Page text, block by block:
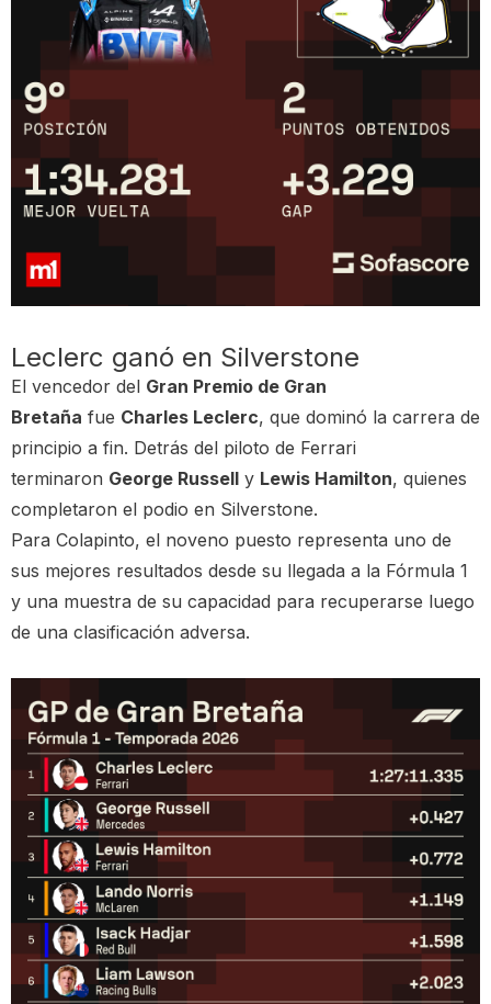
Leclerc ganó en Silverstone
El vencedor del Gran Premio de Gran
Bretaña fue Charles Leclerc, que dominó la carrera de
principio a fin. Detrás del piloto de Ferrari
terminaron George Russell y Lewis Hamilton, quienes
completaron el podio en Silverstone.
Para Colapinto, el noveno puesto representa uno de
sus mejores resultados desde su llegada a la Fórmula 1
y una muestra de su capacidad para recuperarse luego
de una clasificación adversa.